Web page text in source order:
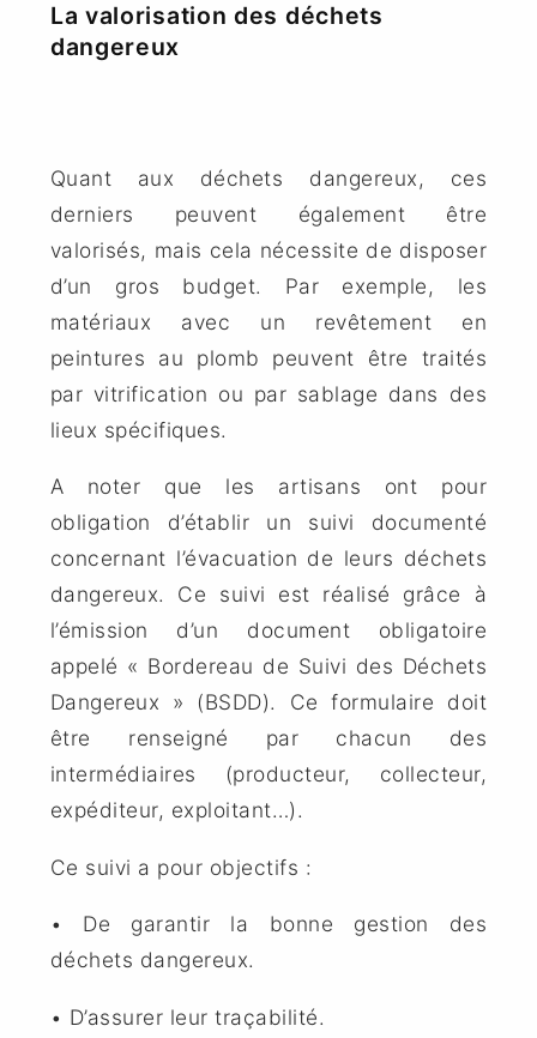
La valorisation des déchets
dangereux
Quant aux déchets dangereux, ces
derniers peuvent également être
valorisés, mais cela nécessite de disposer
d’un gros budget. Par exemple, les
matériaux avec un revêtement en
peintures au plomb peuvent être traités
par vitrification ou par sablage dans des
lieux spécifiques.
A noter que les artisans ont pour
obligation d’établir un suivi documenté
concernant l’évacuation de leurs déchets
dangereux. Ce suivi est réalisé grâce à
l’émission d’un document obligatoire
appelé « Bordereau de Suivi des Déchets
Dangereux » (BSDD). Ce formulaire doit
être renseigné par chacun des
intermédiaires (producteur, collecteur,
expéditeur, exploitant…).
Ce suivi a pour objectifs :
• De garantir la bonne gestion des
déchets dangereux.
• D’assurer leur traçabilité.